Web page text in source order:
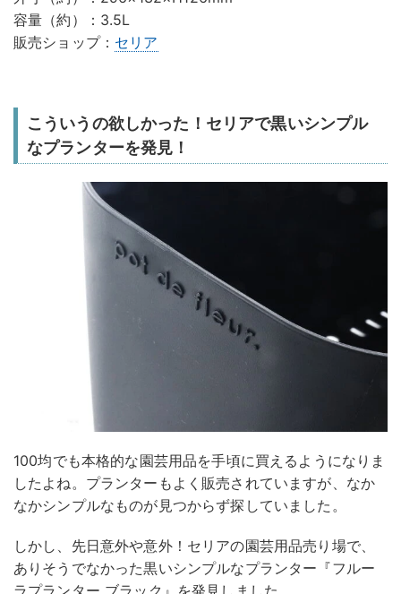
容量（約）：3.5L
販売ショップ： セリア
こういうの欲しかった！セリアで黒いシンプル
なプランターを発見！
100均でも本格的な園芸用品を手頃に買えるようになりま
したよね。プランターもよく販売されていますが、なか
なかシンプルなものが見つからず探していました。
しかし、先日意外や意外！セリアの園芸用品売り場で、
ありそうでなかった黒いシンプルなプランター『フルー
ラプランター ブラック』を発見しました。